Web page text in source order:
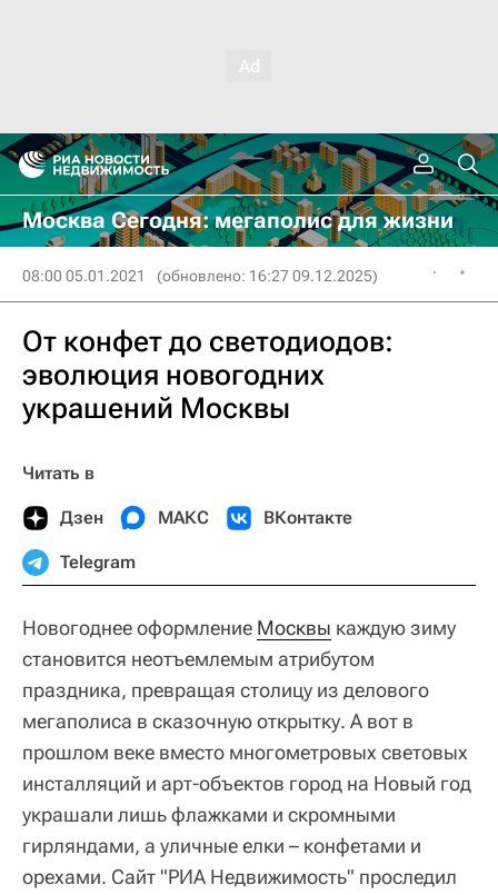
Москва Сегодня: мегаполис для жизни
08:00 05.01.2021 (обновлено: 16:27 09.12.2025)
От конфет до светодиодов:
эволюция новогодних
украшений Москвы
Читать в
Дзен МАКС ВКонтакте
Telegram
Новогоднее оформление Москвы каждую зиму
становится неотъемлемым атрибутом
праздника, превращая столицу из делового
мегаполиса в сказочную открытку. А вот в
прошлом веке вместо многометровых световых
инсталляций и арт-объектов город на Новый год
украшали лишь флажками и скромными
гирляндами, а уличные елки – конфетами и
орехами. Сайт "РИА Недвижимость" проследил